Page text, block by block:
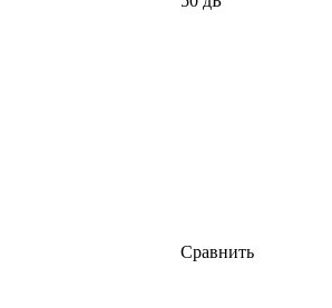
Сравнить